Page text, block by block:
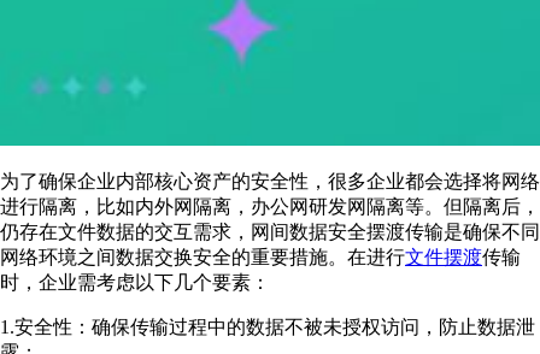
为了确保企业内部核心资产的安全性，很多企业都会选择将网络
进行隔离，比如内外网隔离，办公网研发网隔离等。但隔离后，
仍存在文件数据的交互需求，网间数据安全摆渡传输是确保不同
网络环境之间数据交换安全的重要措施。在进行文件摆渡传输
时，企业需考虑以下几个要素：
1.安全性：确保传输过程中的数据不被未授权访问，防止数据泄